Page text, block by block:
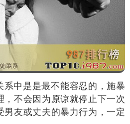
系中是是最不能容忍的，施暴
，不会因为原谅就停止下一次
男友或丈夫的暴力行为，一定